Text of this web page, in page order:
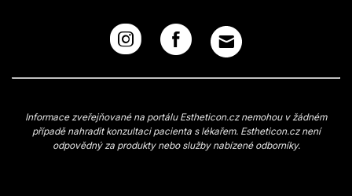
Informace zveřejňované na portálu Estheticon.cz nemohou v žádném
případě nahradit konzultaci pacienta s lékařem. Estheticon.cz není
odpovědný za produkty nebo služby nabízené odborníky.